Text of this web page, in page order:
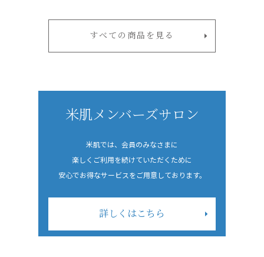
すべての商品を見る
米肌メンバーズサロン
米肌では、会員のみなさまに
楽しくご利用を続けていただくために
安心でお得なサービスをご用意しております。
詳しくはこちら